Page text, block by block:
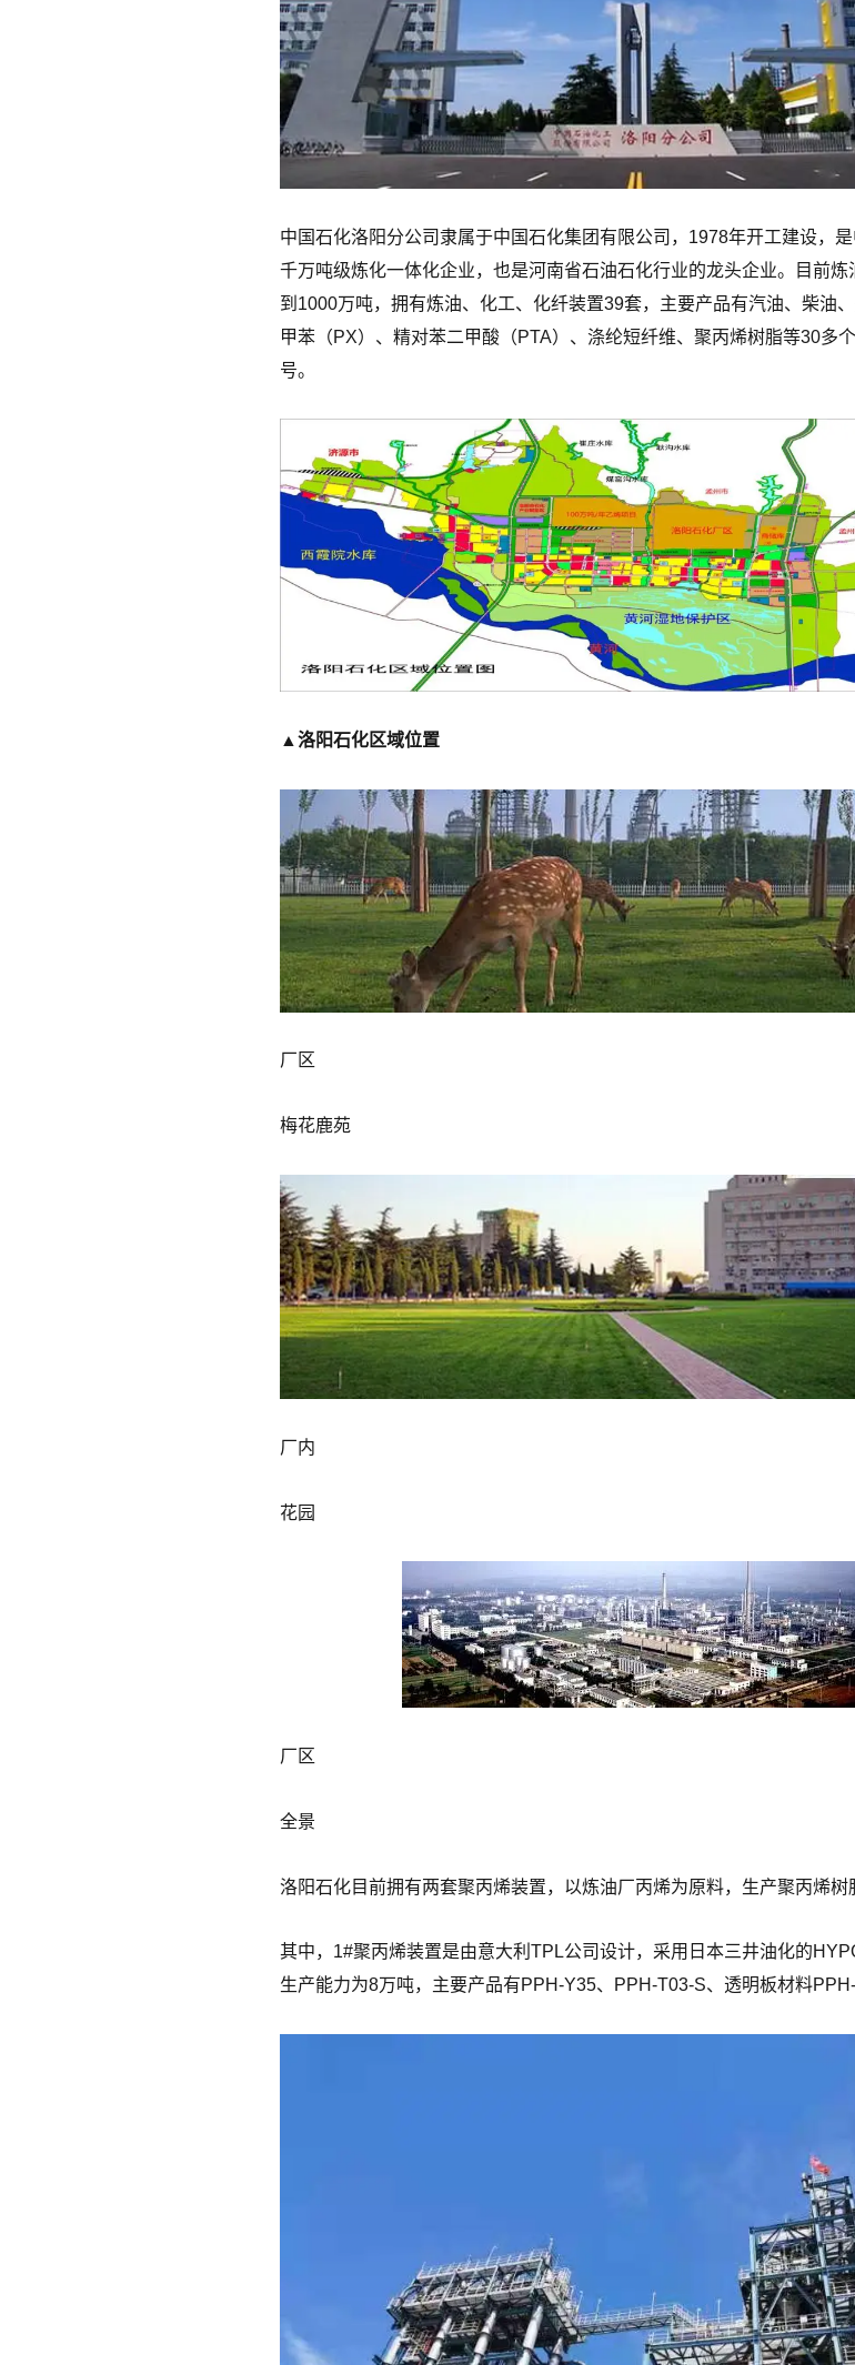
中国石化洛阳分公司隶属于中国石化集团有限公司，1978年开工建设，
千万吨级炼化一体化企业，也是河南省石油石化行业的龙头企业。目前炼
到1000万吨，拥有炼油、化工、化纤装置39套，主要产品有汽油、柴油
甲苯（PX）、精对苯二甲酸（PTA）、涤纶短纤维、聚丙烯树脂等30多
号。
▲洛阳石化区域位置
厂区
梅花鹿苑
厂内
花园
厂区
全景
洛阳石化目前拥有两套聚丙烯装置，以炼油厂丙烯为原料，生产聚丙烯树
其中，1#聚丙烯装置是由意大利TPL公司设计，采用日本三井油化的
生产能力为8万吨，主要产品有PPH-Y35、PPH-T03-S、透明板材料PPH-